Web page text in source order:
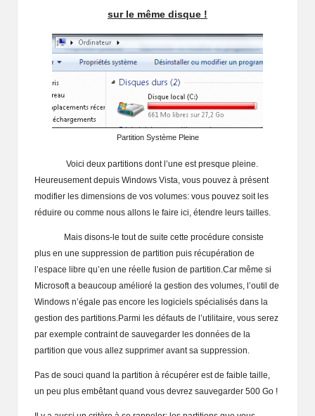
sur le même disque !
Partition Système Pleine
Voici deux partitions dont l’une est presque pleine.
Heureusement depuis Windows Vista, vous pouvez à présent
modifier les dimensions de vos volumes: vous pouvez soit les
réduire ou comme nous allons le faire ici, étendre leurs tailles.
Mais disons-le tout de suite cette procédure consiste
plus en une suppression de partition puis récupération de
l’espace libre qu’en une réelle fusion de partition.Car même si
Microsoft a beaucoup amélioré la gestion des volumes, l’outil de
Windows n’égale pas encore les logiciels spécialisés dans la
gestion des partitions.Parmi les défauts de l’utilitaire, vous serez
par exemple contraint de sauvegarder les données de la
partition que vous allez supprimer avant sa suppression.
Pas de souci quand la partition à récupérer est de faible taille,
un peu plus embêtant quand vous devrez sauvegarder 500 Go !